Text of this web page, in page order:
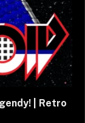
| Retro